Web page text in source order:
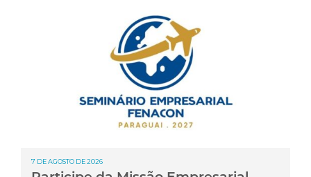
7 DE AGOSTO DE 2026